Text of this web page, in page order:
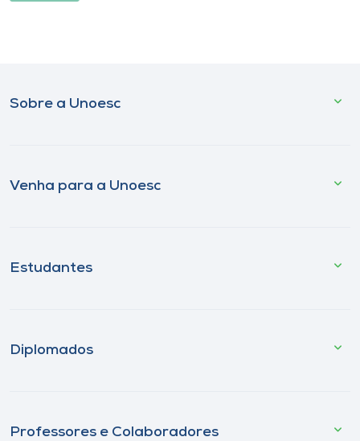
Sobre a Unoesc
Venha para a Unoesc
Estudantes
Diplomados
Professores e Colaboradores